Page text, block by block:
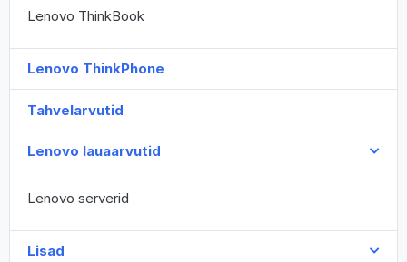
Lenovo ThinkBook
Lenovo ThinkPhone
Tahvelarvutid
Lenovo lauaarvutid
Lenovo serverid
Lisad